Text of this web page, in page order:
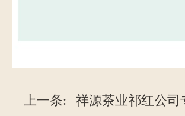
上一条: 祥源茶业祁红公